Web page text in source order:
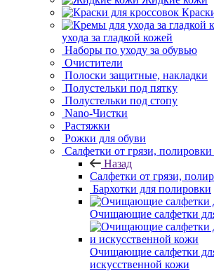
ухода за гладкой кожей
обувью
Очистители
защитные, накладки
Nano-Чистки
Растяжки
грязи, полировки
Назад
Салфетки от грязи,
полировки
Очищающие салфетки
Очищающие салфетки